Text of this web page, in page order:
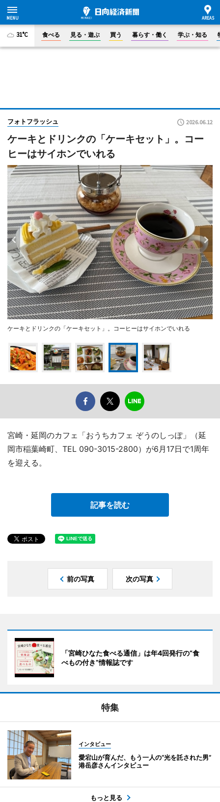
31°C 食べる 見る・遊ぶ 買う 暮らす・働く 学ぶ・知る
フォトフラッシュ 2026.06.12
ケーキとドリンクの「ケーキセット」。コー
ヒーはサイホンでいれる
ケーキとドリンクの「ケーキセット」。コーヒーはサイホンでいれる
宮崎・延岡のカフェ「おうちカフェ ぞうのしっぽ」（延
岡市稲葉崎町、TEL 090-3015-2800）が6月17日で1周年
を迎える。
記事を読む
前の写真 次の写真
「宮崎ひなた食べる通信」は年4回発行の“食
べもの付き”情報誌です
特集
インタビュー
愛宕山が育んだ、もう一人の“光を託された男”
港岳彦さんインタビュー
もっと見る